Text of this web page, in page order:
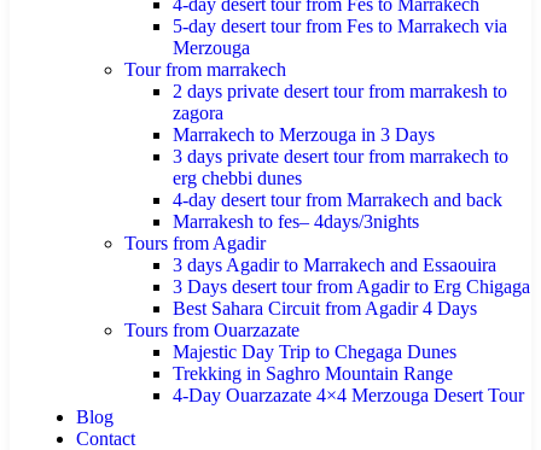
4-day desert tour from Fes to Marrakech
5-day desert tour from Fes to Marrakech via
Merzouga
Tour from marrakech
2 days private desert tour from marrakesh to
zagora
Marrakech to Merzouga in 3 Days
3 days private desert tour from marrakech to
erg chebbi dunes
4-day desert tour from Marrakech and back
Marrakesh to fes– 4days/3nights
Tours from Agadir
3 days Agadir to Marrakech and Essaouira
3 Days desert tour from Agadir to Erg Chigaga
Best Sahara Circuit from Agadir 4 Days
Tours from Ouarzazate
Majestic Day Trip to Chegaga Dunes
Trekking in Saghro Mountain Range
4-Day Ouarzazate 4×4 Merzouga Desert Tour
Blog
Contact